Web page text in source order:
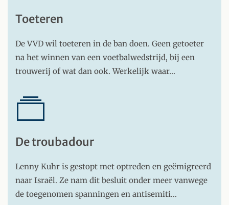
Toeteren
De VVD wil toeteren in de ban doen. Geen getoeter
na het winnen van een voetbalwedstrijd, bij een
trouwerij of wat dan ook. Werkelijk waar…
De troubadour
Lenny Kuhr is gestopt met optreden en geëmigreerd
naar Israël. Ze nam dit besluit onder meer vanwege
de toegenomen spanningen en antisemiti…